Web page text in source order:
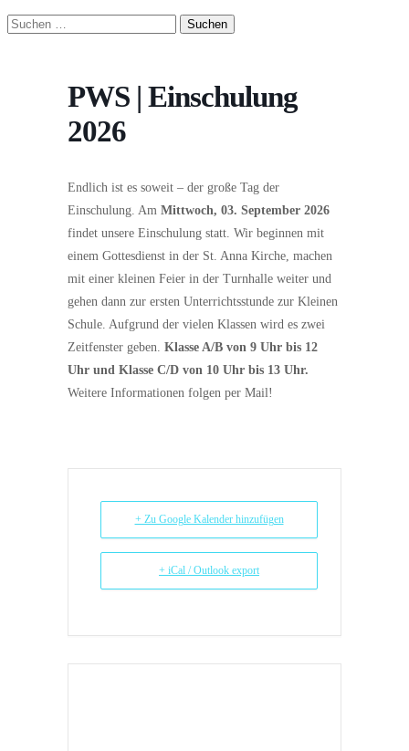
Suchen
nach:
PWS | Einschulung
2026
Endlich ist es soweit – der große Tag der
Einschulung. Am Mittwoch, 03. September 2026
findet unsere Einschulung statt. Wir beginnen mit
einem Gottesdienst in der St. Anna Kirche, machen
mit einer kleinen Feier in der Turnhalle weiter und
gehen dann zur ersten Unterrichtsstunde zur Kleinen
Schule. Aufgrund der vielen Klassen wird es zwei
Zeitfenster geben. Klasse A/B von 9 Uhr bis 12
Uhr und Klasse C/D von 10 Uhr bis 13 Uhr.
Weitere Informationen folgen per Mail!
+ Zu Google Kalender hinzufügen
+ iCal / Outlook export